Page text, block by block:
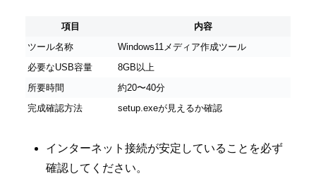
項目
内容
ツール名称
Windows11メディア作成ツール
必要なUSB容量
8GB以上
所要時間
約20〜40分
完成確認方法
setup.exeが見えるか確認
インターネット接続が安定していることを必ず
確認してください。